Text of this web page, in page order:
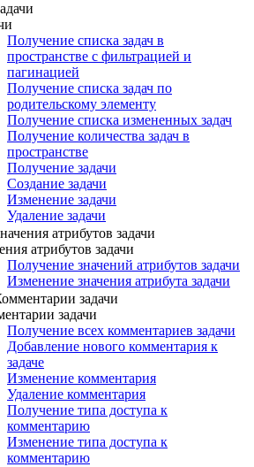
Получение списка задач в
пространстве с фильтрацией и
пагинацией
Получение списка задач по
родительскому элементу
Получение списка измененных задач
Получение количества задач в
пространстве
Получение задачи
Создание задачи
Изменение задачи
Удаление задачи
атрибутов задачи
атрибутов задачи
Получение значений атрибутов задачи
Изменение значения атрибута задачи
задачи
задачи
Получение всех комментариев задачи
Добавление нового комментария к
задаче
Изменение комментария
Удаление комментария
Получение типа доступа к
комментарию
Изменение типа доступа к
комментарию